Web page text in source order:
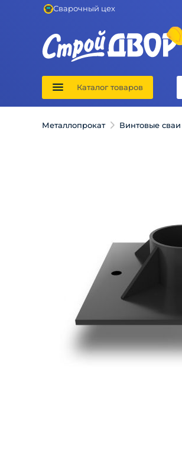
Сварочный цех
Каталог товаров
Металлопрокат Винтовые сваи